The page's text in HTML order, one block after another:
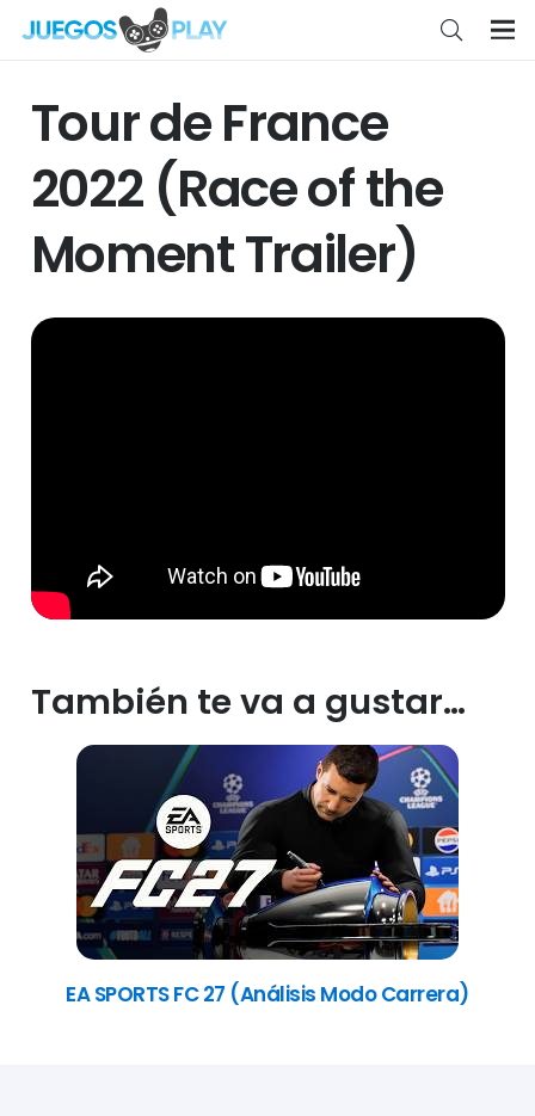
Tour de France
2022 (Race of the
Moment Trailer)
También te va a gustar…
EA SPORTS FC 27 (Análisis Modo Carrera)